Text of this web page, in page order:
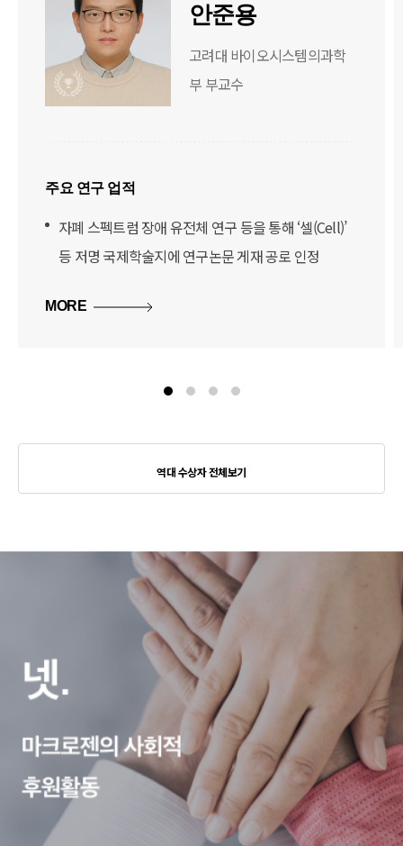
안준용
고려대 바이오시스템의과학
부 부교수
주요 연구 업적
자폐 스펙트럼 장애 유전체 연구 등을 통해 ‘셀(Cell)’
등 저명 국제학술지에 연구논문 게재 공로 인정
MORE
역대 수상자 전체보기